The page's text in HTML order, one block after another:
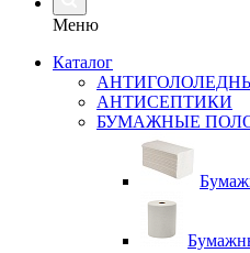
Меню
Каталог
АНТИСЕПТИКИ
БУМАЖНЫЕ